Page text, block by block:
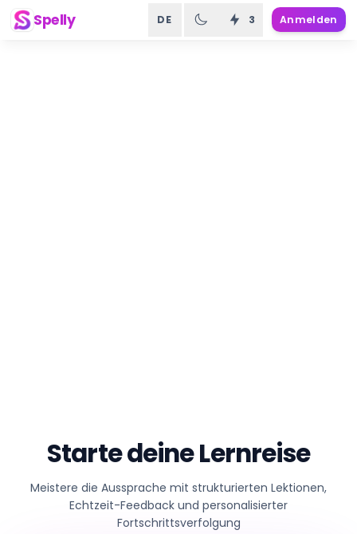
Spelly DE 3 Anmelden
Starte deine Lernreise
Meistere die Aussprache mit strukturierten Lektionen,
Echtzeit-Feedback und personalisierter
Fortschrittsverfolgung